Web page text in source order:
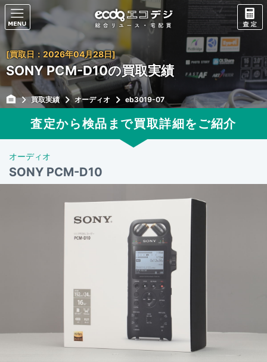
[買取日：2026年04月28日]
SONY PCM-D10の買取実績
買取実績 オーディオ eb3019-07
査定から検品まで買取詳細をご紹介
オーディオ
SONY PCM-D10